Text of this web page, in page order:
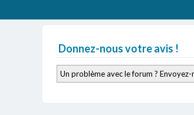
Donnez-nous votre avis !
Un problème avec le forum ?